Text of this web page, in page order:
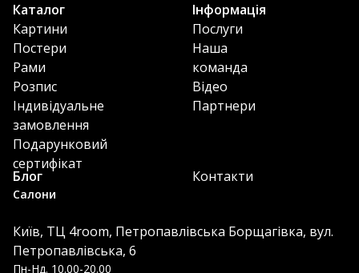
Салони
Київ, ТЦ 4room, Петропавлівська Борщагівка, вул.
Петропавлівська, 6
Пн-Нд. 10.00-20.00
Каталог
Картини
Постери
Рами
Розпис
Індивідуальне
замовлення
Подарунковий
сертифікат
Інформація
Послуги
Наша
команда
Відео
Партнери
Блог Контакти